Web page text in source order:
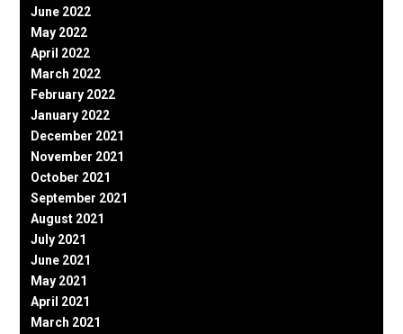
June 2022
May 2022
April 2022
March 2022
February 2022
January 2022
December 2021
November 2021
October 2021
September 2021
August 2021
July 2021
June 2021
May 2021
April 2021
March 2021